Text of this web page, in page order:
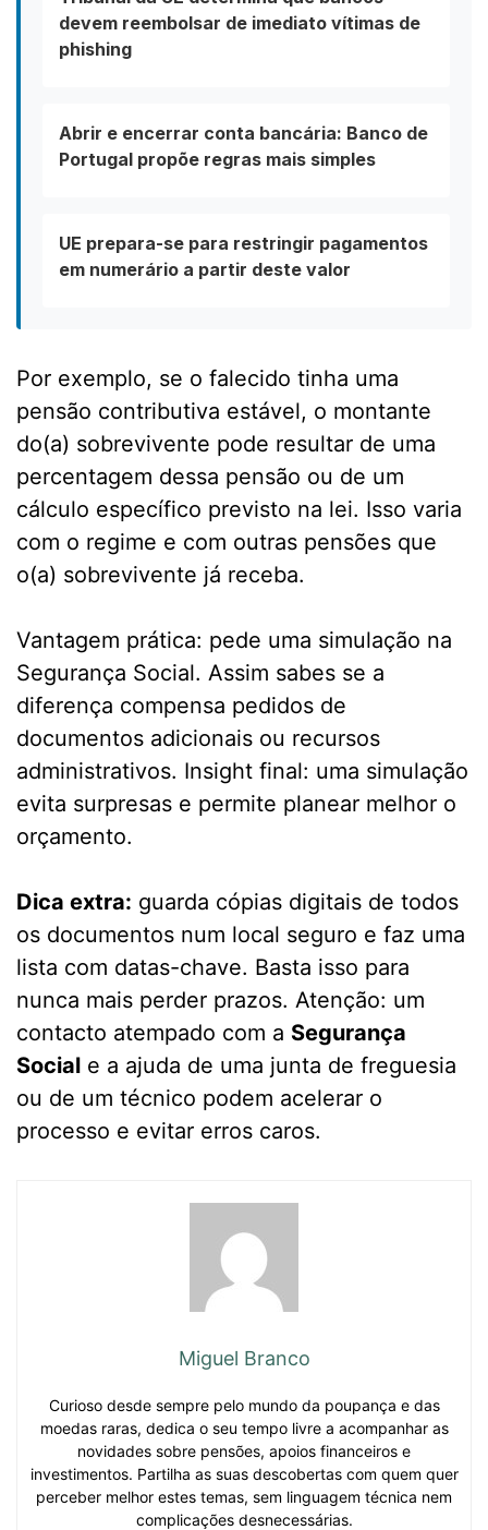
devem reembolsar de imediato vítimas de
phishing
Abrir e encerrar conta bancária: Banco de
Portugal propõe regras mais simples
UE prepara-se para restringir pagamentos
em numerário a partir deste valor
Por exemplo, se o falecido tinha uma
pensão contributiva estável, o montante
do(a) sobrevivente pode resultar de uma
percentagem dessa pensão ou de um
cálculo específico previsto na lei. Isso varia
com o regime e com outras pensões que
o(a) sobrevivente já receba.
Vantagem prática: pede uma simulação na
Segurança Social. Assim sabes se a
diferença compensa pedidos de
documentos adicionais ou recursos
administrativos. Insight final: uma simulação
evita surpresas e permite planear melhor o
orçamento.
Dica extra: guarda cópias digitais de todos
os documentos num local seguro e faz uma
lista com datas-chave. Basta isso para
nunca mais perder prazos. Atenção: um
contacto atempado com a Segurança
Social e a ajuda de uma junta de freguesia
ou de um técnico podem acelerar o
processo e evitar erros caros.
Miguel Branco
Curioso desde sempre pelo mundo da poupança e das
moedas raras, dedica o seu tempo livre a acompanhar as
novidades sobre pensões, apoios financeiros e
investimentos. Partilha as suas descobertas com quem quer
perceber melhor estes temas, sem linguagem técnica nem
complicações desnecessárias.